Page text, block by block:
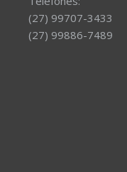
(27) 99707-3433
(27) 99886-7489